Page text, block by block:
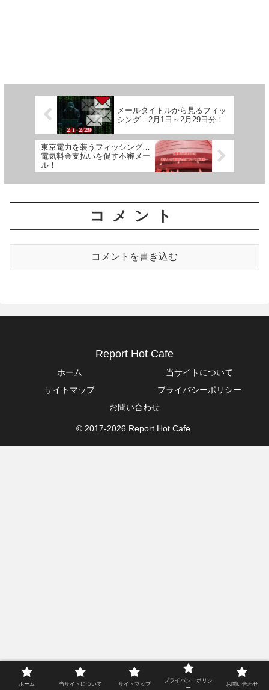
メールタイトルから見るフィッ
シング…2月1日～2月29日分！
東京電力を装うフィッシング…
電気料金支払いを促す不審メー
ル！
コメント
コメントを書き込む
Report Hot Cafe
ホーム
当サイトについて
サイトマップ
プライバシーポリシー
お問い合わせ
© 2017-2026 Report Hot Cafe.
ホーム 当サイトについて サイトマップ
プライバシーポリシ
ー
お問い合わせ